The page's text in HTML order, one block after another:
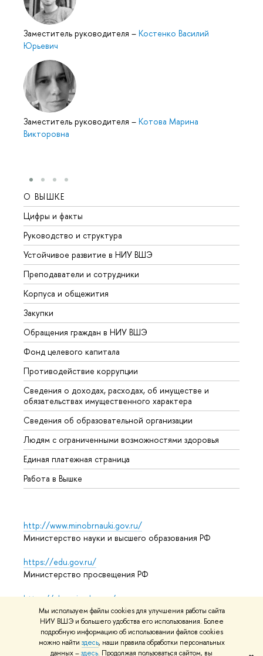
Мы используем файлы cookies для улучшения работы сайта
НИУ ВШЭ и большего удобства его использования. Более
подробную информацию об использовании файлов cookies
можно найти здесь, наши правила обработки персональных
данных –здесь. Продолжая пользоваться сайтом, вы
Заместитель руководителя – Костенко Василий
Юрьевич
Заместитель руководителя – Котова Марина
Викторовна
О ВЫШКЕ
Цифры и факты
Руководство и структура
Устойчивое развитие в НИУ ВШЭ
Преподаватели и сотрудники
Корпуса и общежития
Закупки
Обращения граждан в НИУ ВШЭ
Фонд целевого капитала
Противодействие коррупции
Сведения о доходах, расходах, об имуществе и
обязательствах имущественного характера
Сведения об образовательной организации
Людям с ограниченными возможностями здоровья
Единая платежная страница
Работа в Вышке
http://www.minobrnauki.gov.ru/
Министерство науки и высшего образования РФ
https://edu.gov.ru/
Министерство просвещения РФ
https://elearning.hse.ru/mooc
Массовые открытые онлайн-курсы
© НИУ ВШЭ 1993–2026 Адреса и контактыУсловия